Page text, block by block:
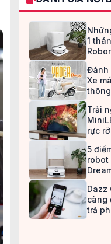
1
Đánh
Xe
Trải
rực
5
robot
Dazz
càng
trả